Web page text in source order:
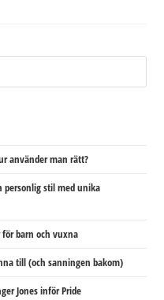
använder man rätt?
personlig stil med unika
för barn och vuxna
till (och sanningen bakom)
Jones inför Pride